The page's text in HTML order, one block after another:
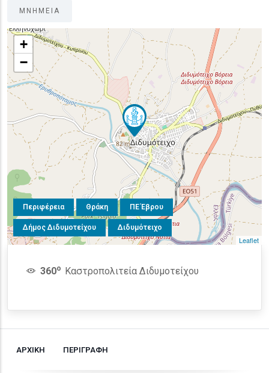
ΜΝΗΜΕΙΑ
Περιφέρεια Θράκη ΠΕ Έβρου
Δήμος Διδυμοτείχου Διδυμότειχο
+
−
Leaflet
360o Καστροπολιτεία Διδυμοτείχου
ΑΡΧΙΚΗ ΠΕΡΙΓΡΑΦΗ